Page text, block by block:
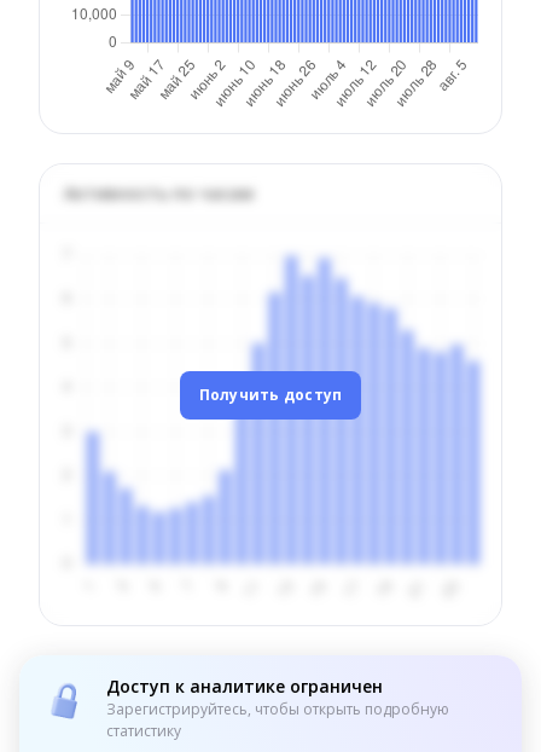
Активность по часам
Получить доступ
Доступ к аналитике ограничен
Зарегистрируйтесь, чтобы открыть подробную
статистику